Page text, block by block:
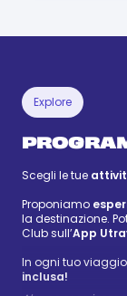
Explore
Scegli le tue
Proponiamo
la destinazione.
Club sull’App
In ogni tuo
inclusa!